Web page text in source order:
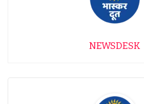
NEWSDESK